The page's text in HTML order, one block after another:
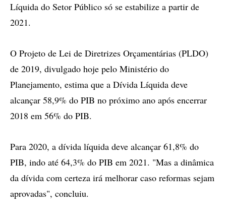
Líquida do Setor Público só se estabilize a partir de
2021.
O Projeto de Lei de Diretrizes Orçamentárias (PLDO)
de 2019, divulgado hoje pelo Ministério do
Planejamento, estima que a Dívida Líquida deve
alcançar 58,9% do PIB no próximo ano após encerrar
2018 em 56% do PIB.
Para 2020, a dívida líquida deve alcançar 61,8% do
PIB, indo até 64,3% do PIB em 2021. "Mas a dinâmica
da dívida com certeza irá melhorar caso reformas sejam
aprovadas", concluiu.